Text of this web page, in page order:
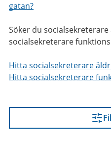
gatan?
Söker du
socialsekreterare
Hitta socialsekreterare
Hitta socialsekreterare